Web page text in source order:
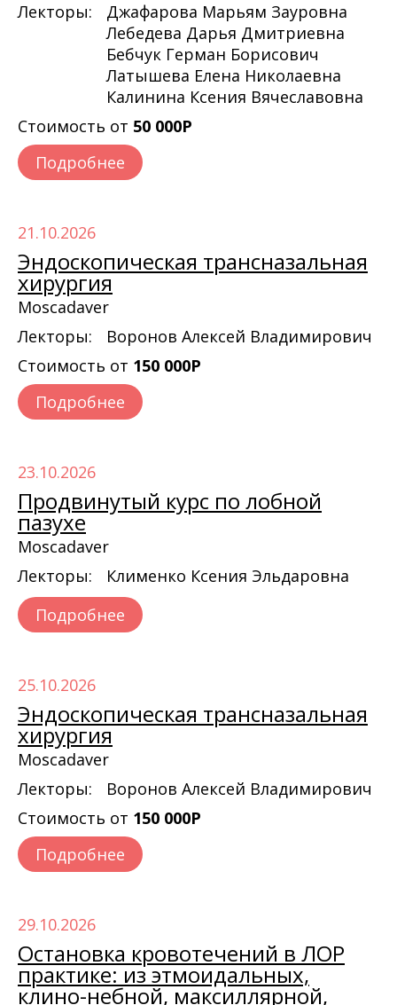
Лекторы:
Джафарова Марьям Зауровна
Лебедева Дарья Дмитриевна
Бебчук Герман Борисович
Латышева Елена Николаевна
Калинина Ксения Вячеславовна
Стоимость от 50 000Р
Подробнее
21.10.2026
Эндоскопическая трансназальная
хирургия
Moscadaver
Лекторы:
Воронов Алексей Владимирович
Стоимость от 150 000Р
Подробнее
23.10.2026
Продвинутый курс по лобной
пазухе
Moscadaver
Лекторы:
Клименко Ксения Эльдаровна
Подробнее
25.10.2026
Эндоскопическая трансназальная
хирургия
Moscadaver
Лекторы:
Воронов Алексей Владимирович
Стоимость от 150 000Р
Подробнее
29.10.2026
Остановка кровотечений в ЛОР
практике: из этмоидальных,
клино-небной, максиллярной,